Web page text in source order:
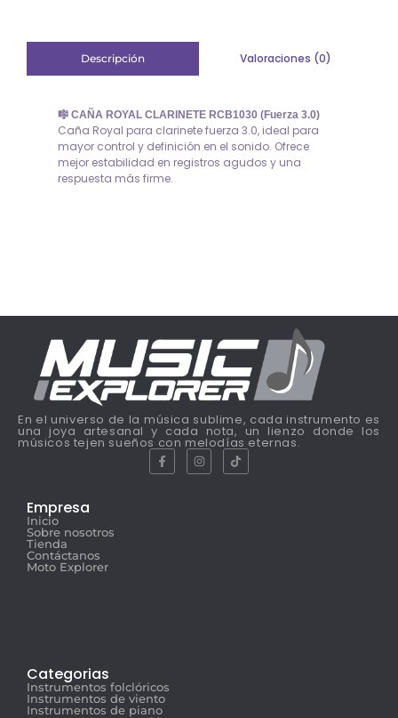
Descripción Valoraciones (0)
🎼 CAÑA ROYAL CLARINETE RCB1030 (Fuerza 3.0)
Caña Royal para clarinete fuerza 3.0, ideal para
mayor control y definición en el sonido. Ofrece
mejor estabilidad en registros agudos y una
respuesta más firme.
En el universo de la música sublime, cada instrumento es
una joya artesanal y cada nota, un lienzo donde los
músicos tejen sueños con melodías eternas.
Empresa
Inicio
Sobre nosotros
Tienda
Contáctanos
Moto Explorer
Categorias
Instrumentos folclóricos
Instrumentos de viento
Instrumentos de piano